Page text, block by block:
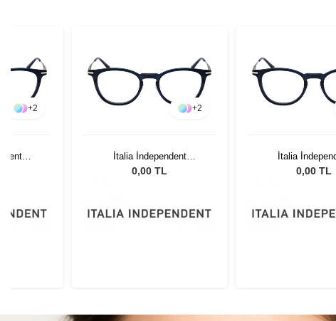
+2 +2
İtalia İndependent
5352.021.075
0,00 TL
İtalia
5352.021.075
0,00 TL